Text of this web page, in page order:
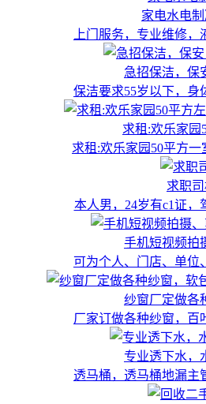
家电水电
上门服务，专业维修
急招保洁，保
保洁要求55岁以下，身
求租:欢乐家园
求租:欢乐家园50平方
求职
本人男，24岁有c1证，
手机短视频拍
可为个人、门店、单位
纱窗厂定做各
厂家订做各种纱窗，百
专业透下水，
透马桶，透马桶地漏主